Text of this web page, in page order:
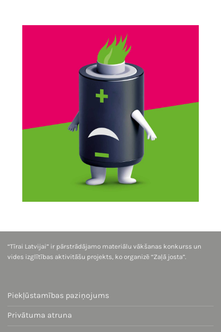
“Tīrai Latvijai” ir pārstrādājamo materiālu vākšanas konkurss un
vides izglītības aktivitāšu projekts, ko organizē “Zaļā josta”.
Piekļūstamības paziņojums
Privātuma atruna